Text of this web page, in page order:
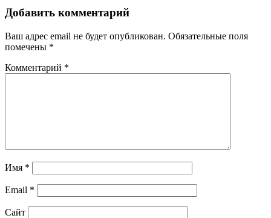
Добавить комментарий
Ваш адрес email не будет опубликован. Обязательные поля
помечены *
Комментарий *
Имя *
Email *
Сайт